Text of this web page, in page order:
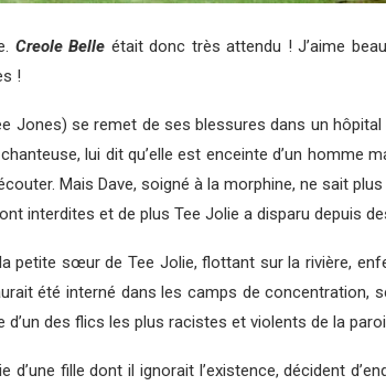
Creole Belle était donc très attendu ! J’aime
!
Jones) se remet de ses blessures dans un
lui dit qu’elle est enceinte d’un homme
Mais Dave, soigné à la morphine, ne sait
interdites et de plus Tee Jolie a disparu depuis
petite sœur de Tee Jolie, flottant sur la rivière,
été interné dans les camps de concentration,
des flics les plus racistes et violents de la
fille dont il ignorait l’existence, décident